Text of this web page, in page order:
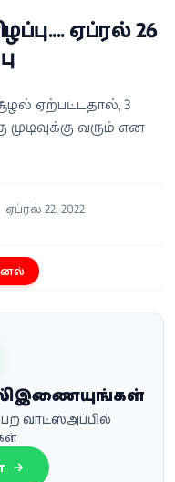
ஏப்ரல் 26
ஏற்பட்டதால், 3
வரும் என
ஏப்ரல் 22, 2022
இணையுங்கள்
வாட்ஸ்அப்பில்